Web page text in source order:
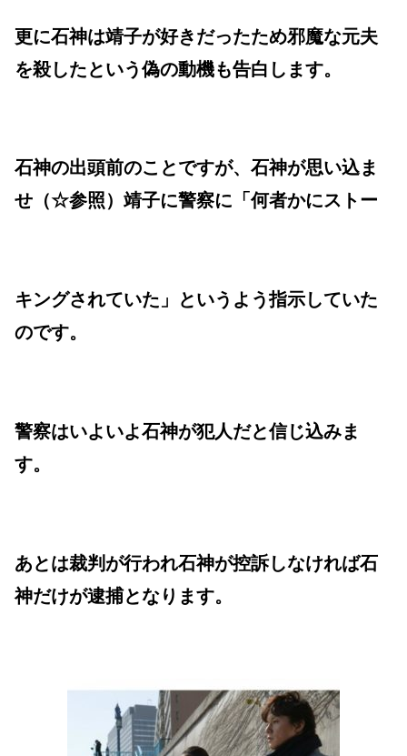
更に石神は靖子が好きだったため邪魔な元夫
を殺したという偽の動機も告白します。
石神の出頭前のことですが、石神が思い込ま
せ（☆参照）靖子に警察に「何者かにストー
キングされていた」というよう指示していた
のです。
警察はいよいよ石神が犯人だと信じ込みま
す。
あとは裁判が行われ石神が控訴しなければ石
神だけが逮捕となります。